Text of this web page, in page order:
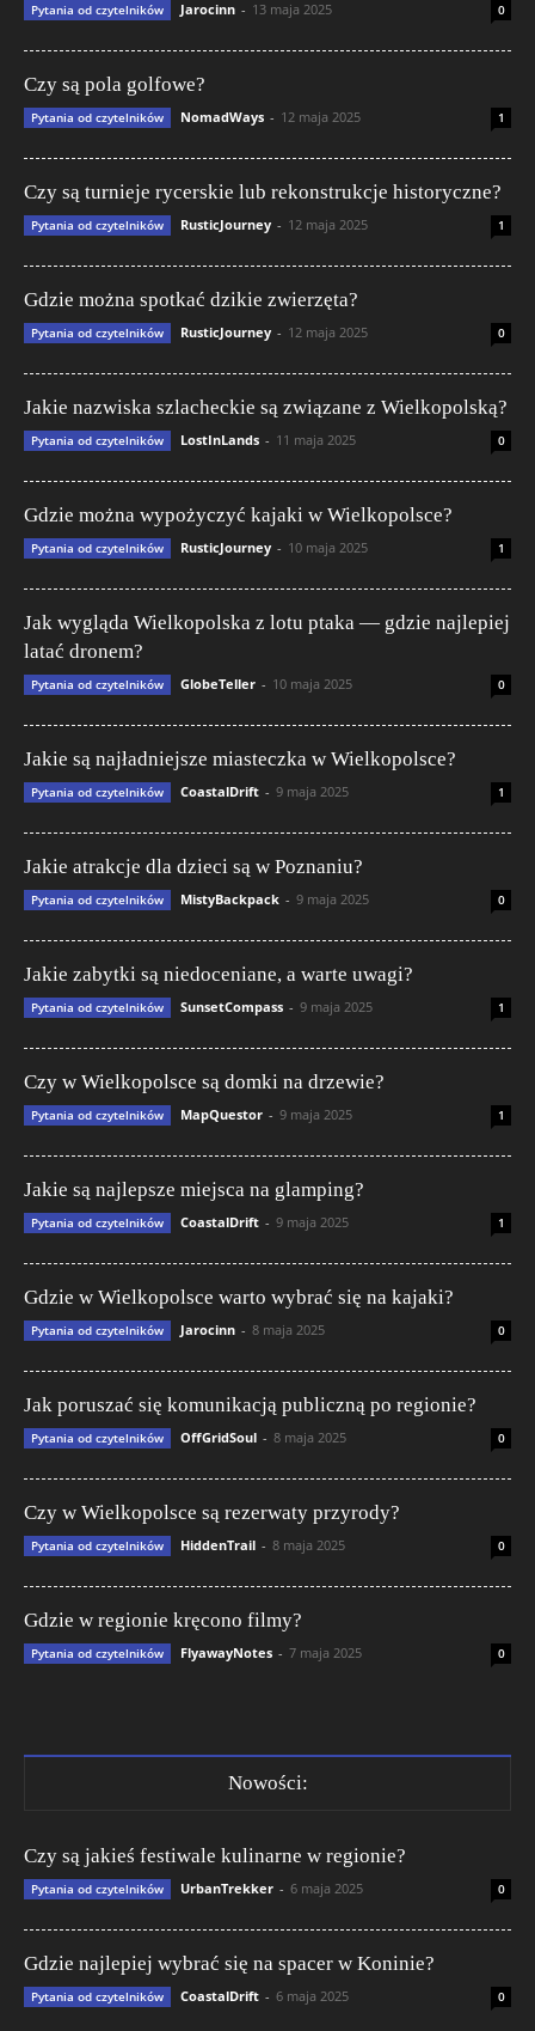
Pytania od czytelników Jarocinn - 13 maja 2025 0
Czy są pola golfowe?
Pytania od czytelników NomadWays - 12 maja 2025 1
Czy są turnieje rycerskie lub rekonstrukcje historyczne?
Pytania od czytelników RusticJourney - 12 maja 2025 1
Gdzie można spotkać dzikie zwierzęta?
Pytania od czytelników RusticJourney - 12 maja 2025 0
Jakie nazwiska szlacheckie są związane z Wielkopolską?
Pytania od czytelników LostInLands - 11 maja 2025 0
Gdzie można wypożyczyć kajaki w Wielkopolsce?
Pytania od czytelników RusticJourney - 10 maja 2025 1
Jak wygląda Wielkopolska z lotu ptaka — gdzie najlepiej
latać dronem?
Pytania od czytelników GlobeTeller - 10 maja 2025 0
Jakie są najładniejsze miasteczka w Wielkopolsce?
Pytania od czytelników CoastalDrift - 9 maja 2025 1
Jakie atrakcje dla dzieci są w Poznaniu?
Pytania od czytelników MistyBackpack - 9 maja 2025 0
Jakie zabytki są niedoceniane, a warte uwagi?
Pytania od czytelników SunsetCompass - 9 maja 2025 1
Czy w Wielkopolsce są domki na drzewie?
Pytania od czytelników MapQuestor - 9 maja 2025 1
Jakie są najlepsze miejsca na glamping?
Pytania od czytelników CoastalDrift - 9 maja 2025 1
Gdzie w Wielkopolsce warto wybrać się na kajaki?
Pytania od czytelników Jarocinn - 8 maja 2025 0
Jak poruszać się komunikacją publiczną po regionie?
Pytania od czytelników OffGridSoul - 8 maja 2025 0
Czy w Wielkopolsce są rezerwaty przyrody?
Pytania od czytelników HiddenTrail - 8 maja 2025 0
Gdzie w regionie kręcono filmy?
Pytania od czytelników FlyawayNotes - 7 maja 2025 0
Nowości:
Czy są jakieś festiwale kulinarne w regionie?
Pytania od czytelników UrbanTrekker - 6 maja 2025 0
Gdzie najlepiej wybrać się na spacer w Koninie?
Pytania od czytelników CoastalDrift - 6 maja 2025 0